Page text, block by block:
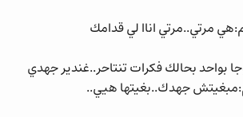
مرتي..مرتي اناا لي قدامك
بواحد بحالك فكرات تنتاحر..غندير جهدي
جهدك..بغيتها هيي..